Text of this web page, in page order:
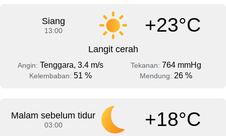
Siang
13:00 +23°C
Langit cerah
Angin: Tenggara, 3.4 m/s Tekanan: 764 mmHg
Kelembaban: 51 % Mendung: 26 %
Malam sebelum tidur
03:00 +18°C